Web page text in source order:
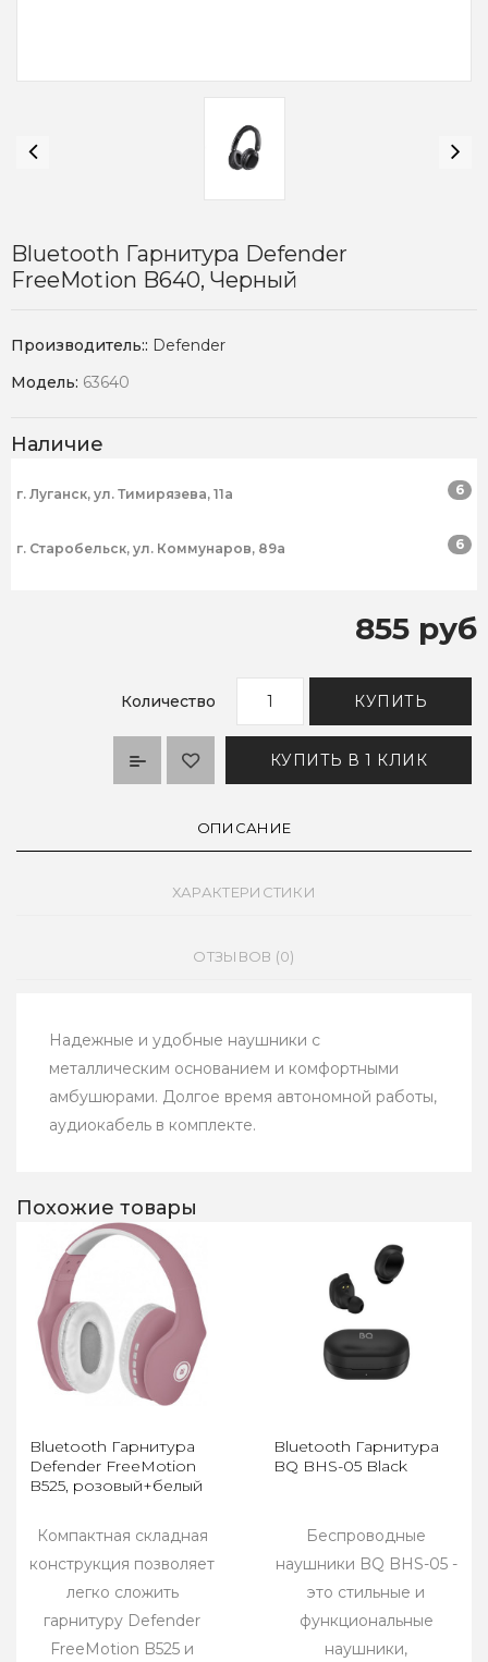
Bluetooth Гарнитура Defender
FreeMotion B640, Черный
Производитель:: Defender
Модель: 63640
Наличие
г. Луганск, ул. Тимирязева, 11а 6
г. Старобельск, ул. Коммунаров, 89а 6
855 руб
Количество КУПИТЬ
КУПИТЬ В 1 КЛИК
ОПИСАНИЕ
ХАРАКТЕРИСТИКИ
ОТЗЫВОВ (0)
Надежные и удобные наушники с
металлическим основанием и комфортными
амбушюрами. Долгое время автономной работы,
аудиокабель в комплекте.
Похожие товары
Bluetooth Гарнитура
Defender FreeMotion
B525, розовый+белый
Компактная складная
конструкция позволяет
легко сложить
гарнитуру Defender
FreeMotion B525 и
Bluetooth Гарнитура
BQ BHS-05 Black
Беспроводные
наушники BQ BHS-05 -
это стильные и
функциональные
наушники,